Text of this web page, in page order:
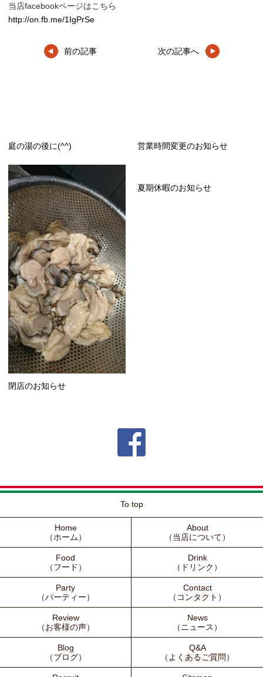
当店facebookページはこちら
http://on.fb.me/1IgPrSe
前の記事 次の記事へ
庭の湯の後に(^^) 営業時間変更のお知らせ
閉店のお知らせ
夏期休暇のお知らせ
To top
Home
（ホーム）
About
（当店について）
Food
（フード）
Drink
（ドリンク）
Party
（パーティー）
Contact
（コンタクト）
Review
（お客様の声）
News
（ニュース）
Blog
（ブログ）
Q&A
（よくあるご質問）